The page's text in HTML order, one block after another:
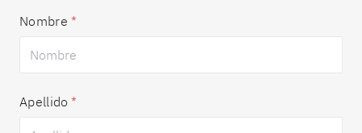
Nombre *
Apellido *